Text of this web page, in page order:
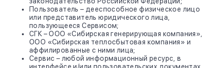
Пользователь – дееспособное физическое лицо
или представитель юридического лица,
пользующееся Сервисом;
СГК – ООО «Сибирская генерирующая компания»,
ООО «Сибирская теплосбытовая компания» и
аффилированные с ними лица;
Сервис – любой информационный ресурс, в